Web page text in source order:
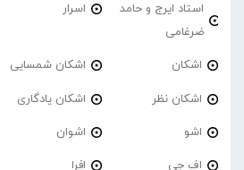
استاد ایرج و حامد
ضرغامی
اسرار
اشکان اشکان شمسایی
اشکان نظر اشکان یادگاری
اشو اشوان
اف جی افرا